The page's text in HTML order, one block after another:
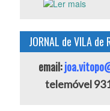
JORNAL de VILA de
email:
telemóvel